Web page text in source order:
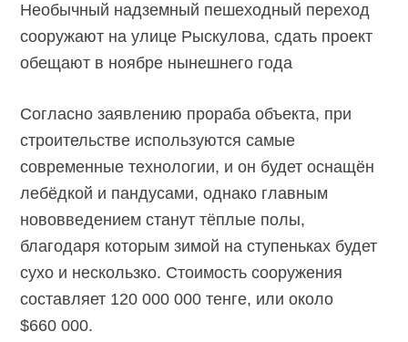
Необычный надземный пешеходный переход
сооружают на улице Рыскулова, сдать проект
обещают в ноябре нынешнего года
Согласно заявлению прораба объекта, при
строительстве используются самые
современные технологии, и он будет оснащён
лебёдкой и пандусами, однако главным
нововведением станут тёплые полы,
благодаря которым зимой на ступеньках будет
сухо и нескользко. Стоимость сооружения
составляет 120 000 000 тенге, или около
$660 000.